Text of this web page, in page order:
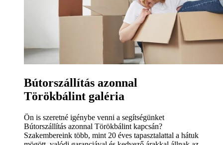
Bútorszállítás azonnal
Törökbálint galéria
Ön is szeretné igénybe venni a segítségünket
Bútorszállítás azonnal Törökbálint kapcsán?
Szakembereink több, mint 20 éves tapasztalattal a hátuk